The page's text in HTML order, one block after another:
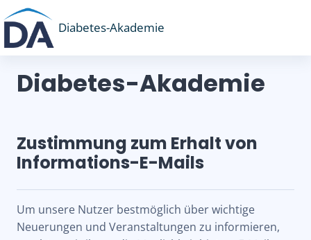
Zum Hauptinhalt
Diabetes-Akademie
Diabetes-Akademie
Zustimmung zum Erhalt von
Informations-E-Mails
Um unsere Nutzer bestmöglich über wichtige
Neuerungen und Veranstaltungen zu informieren,